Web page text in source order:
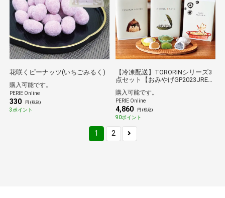
花咲くピーナッツ(いちごみるく)
購入可能です。
PERIE Online
330 円 (税込)
3ポイント
【冷凍配送】TORORINシリーズ3
点セット【おみやげGP2023JRE
購入可能です。
PERIE Online
4,860 円 (税込)
90ポイント
1 2